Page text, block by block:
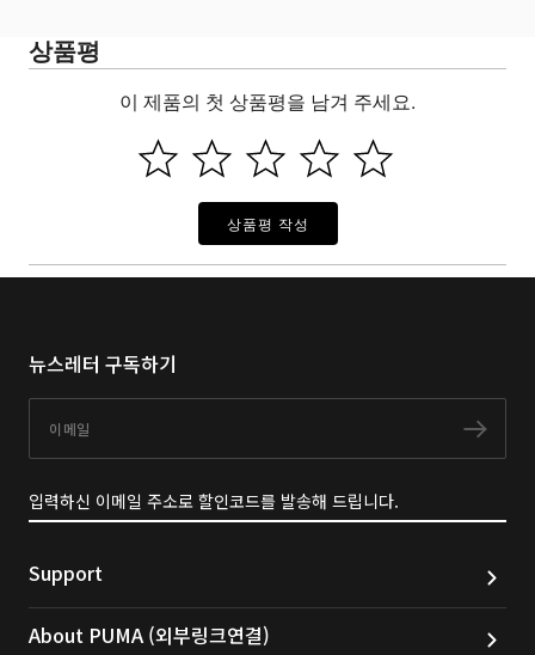
상품평
이 제품의 첫 상품평을 남겨 주세요.
상품평 작성
뉴스레터 구독하기
구독
입력하신 이메일 주소로 할인코드를 발송해 드립니다.
Support
About PUMA (외부링크연결)